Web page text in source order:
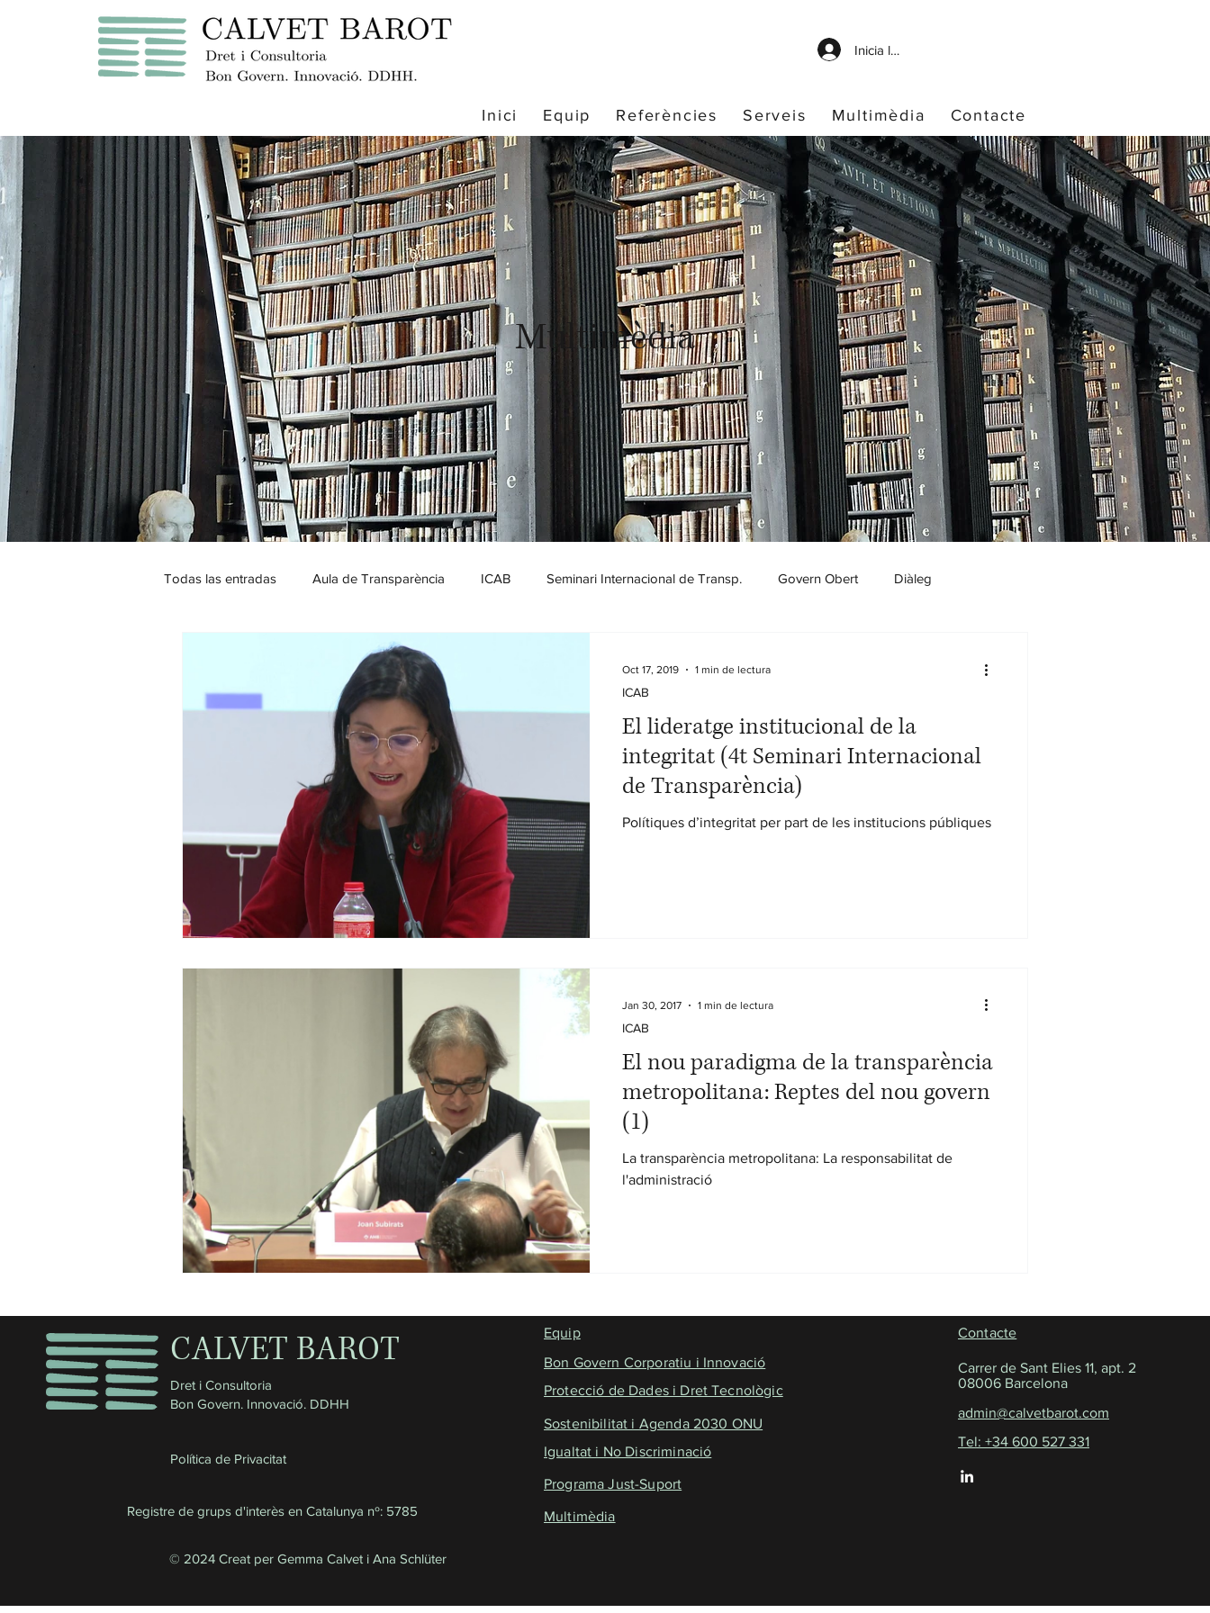
Inicia la sessió
Inici Equip Referències Serveis Multimèdia Contacte
Multimèdia
Todas las entradas Aula de Transparència ICAB Seminari Internacional de Transp. Govern Obert Diàleg
El lideratge institucional de la
integritat (4t Seminari Internacional
de Transparència)
Polítiques d’integritat per part de les institucions públiques
ICAB
Oct 17, 2019 1 min de lectura
El nou paradigma de la transparència
metropolitana: Reptes del nou govern
(1)
La transparència metropolitana: La responsabilitat de
l'administració
ICAB
Jan 30, 2017 1 min de lectura
CALVET BAROT
Dret i Consultoria
Bon Govern. Innovació. DDHH
Política de Privacitat
© 2024 Creat per Gemma Calvet i Ana Schlüter
Registre de grups d'interès en Catalunya nº: 5785
Equip
Bon Govern Corporatiu i Innovació
Protecció de Dades i Dret Tecnològic
Sostenibilitat i Agenda 2030 ONU
Igualtat i No Discriminació
Programa Just-Suport
Multimèdia
Contacte
Carrer de Sant Elies 11, apt. 2
08006 Barcelona
admin@calvetbarot.com
Tel: +34 600 527 331